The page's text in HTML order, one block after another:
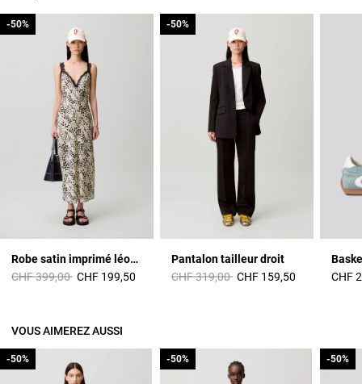
Robe satin imprimé léopard
Prix réduit à partir de
CHF 399,00à
-50%
CHF 199,50
-50%
Pantalon tailleur droit
Prix réduit à partir de
CHF 319,00à
-50%
CHF 159,50
-50%
CHF
VOUS AIMEREZ AUSSI
-50%
-50% -50%
-50% -50%
-50%